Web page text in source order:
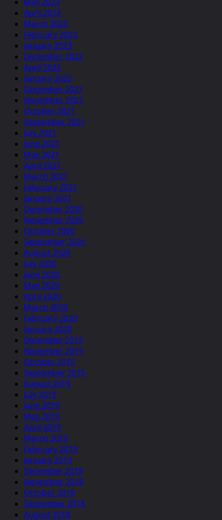
April 2023
March 2023
February 2023
January 2023
December 2022
April 2022
January 2022
December 2021
November 2021
October 2021
September 2021
July 2021
June 2021
May 2021
April 2021
March 2021
February 2021
January 2021
December 2020
November 2020
October 2020
September 2020
August 2020
July 2020
June 2020
May 2020
April 2020
March 2020
February 2020
January 2020
December 2019
November 2019
October 2019
September 2019
August 2019
July 2019
June 2019
May 2019
April 2019
March 2019
February 2019
January 2019
December 2018
November 2018
October 2018
September 2018
August 2018